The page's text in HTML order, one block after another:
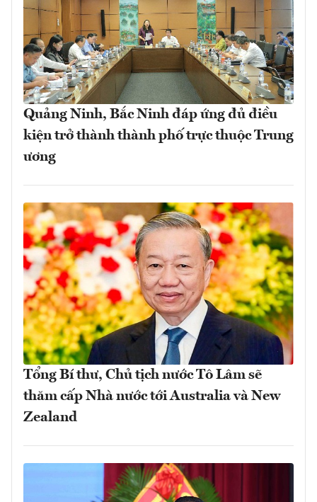
Quảng Ninh, Bắc Ninh đáp ứng đủ điều
kiện trở thành thành phố trực thuộc Trung
ương
Tổng Bí thư, Chủ tịch nước Tô Lâm sẽ
thăm cấp Nhà nước tới Australia và New
Zealand